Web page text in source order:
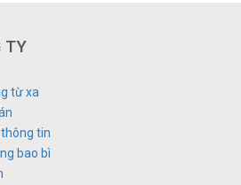
TY
từ xa
tin
bao bì